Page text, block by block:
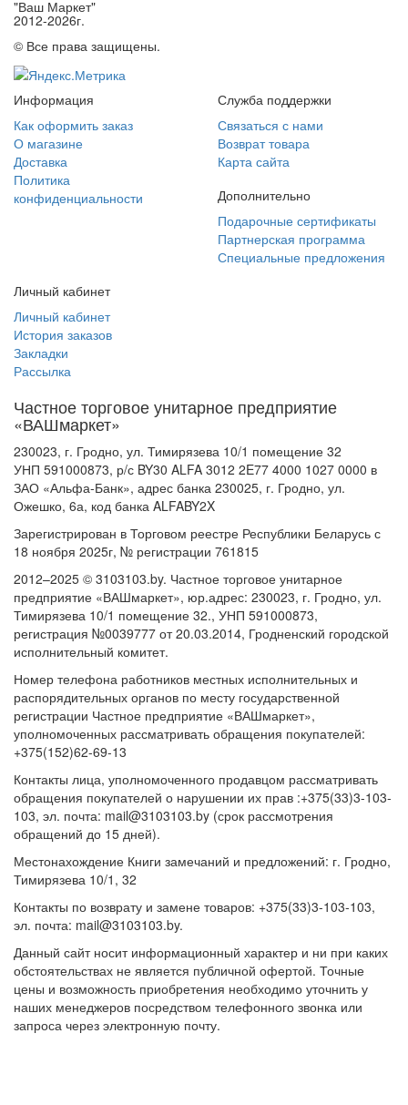
"Ваш Маркет"
2012-2026г.
© Все права защищены.
Информация
Как оформить заказ
О магазине
Доставка
Политика
конфиденциальности
Служба поддержки
Связаться с нами
Возврат товара
Карта сайта
Дополнительно
Подарочные сертификаты
Партнерская программа
Специальные предложения
Личный кабинет
Личный кабинет
История заказов
Закладки
Рассылка
Частное торговое унитарное предприятие
«ВАШмаркет»
230023, г. Гродно, ул. Тимирязева 10/1 помещение 32
УНП 591000873, р/с BY30 ALFA 3012 2E77 4000 1027 0000 в
ЗАО «Альфа-Банк», адрес банка 230025, г. Гродно, ул.
Ожешко, 6а, код банка ALFABY2X
Зарегистрирован в Торговом реестре Республики Беларусь с
18 ноября 2025г, № регистрации 761815
2012–2025 © 3103103.by. Частное торговое унитарное
предприятие «ВАШмаркет», юр.адрес: 230023, г. Гродно, ул.
Тимирязева 10/1 помещение 32., УНП 591000873,
регистрация №0039777 от 20.03.2014, Гродненский городской
исполнительный комитет.
Номер телефона работников местных исполнительных и
распорядительных органов по месту государственной
регистрации Частное предприятие «ВАШмаркет»,
уполномоченных рассматривать обращения покупателей:
+375(152)62-69-13
Контакты лица, уполномоченного продавцом рассматривать
обращения покупателей о нарушении их прав :+375(33)3-103-
103, эл. почта: mail@3103103.by (срок рассмотрения
обращений до 15 дней).
Местонахождение Книги замечаний и предложений: г. Гродно,
Тимирязева 10/1, 32
Контакты по возврату и замене товаров: +375(33)3-103-103,
эл. почта: mail@3103103.by.
Данный сайт носит информационный характер и ни при каких
обстоятельствах не является публичной офертой. Точные
цены и возможность приобретения необходимо уточнить у
наших менеджеров посредством телефонного звонка или
запроса через электронную почту.